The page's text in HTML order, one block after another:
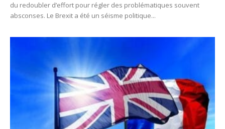
du redoubler d’effort pour régler des problématiques souvent
absconses. Le Brexit a été un séisme politique...